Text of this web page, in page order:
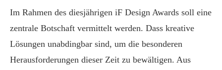
Im Rahmen des diesjährigen iF Design Awards soll eine
zentrale Botschaft vermittelt werden. Dass kreative
Lösungen unabdingbar sind, um die besonderen
Herausforderungen dieser Zeit zu bewältigen. Aus